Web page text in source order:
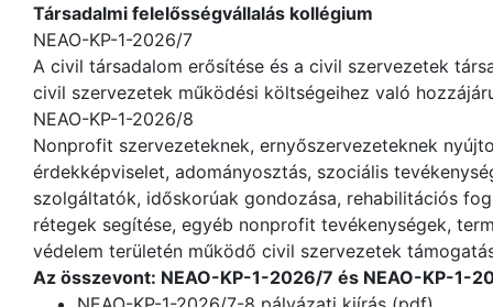
Társadalmi felelősségvállalás kollégium
NEAO-KP-1-2026/7
A civil társadalom erősítése és a civil szervezetek
civil szervezetek működési költségeihez való
NEAO-KP-1-2026/8
Nonprofit szervezeteknek, ernyőszervezeteknek
érdekképviselet, adományosztás, szociális
szolgáltatók, időskorúak gondozása, rehabilitációs
rétegek segítése, egyéb nonprofit tevékenységek,
védelem területén működő civil szervezetek
Az összevont: NEAO-KP-1-2026/7 és NEAO-KP-1-